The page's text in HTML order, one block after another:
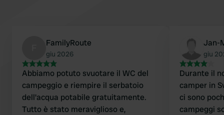
FamilyRoute
giu 2026
Abbiamo potuto svuotare il WC del
campeggio e riempire il serbatoio
dell'acqua potabile gratuitamente.
Tutto è stato meraviglioso e,
Jan-
giu
Durante il
camper in
ci sono
campeggi